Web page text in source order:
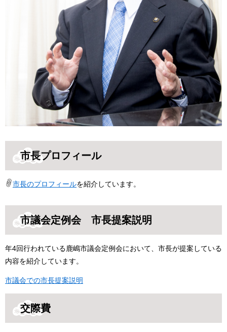
市長プロフィール
市長のプロフィールを紹介しています。
市議会定例会 市長提案説明
年4回行われている鹿嶋市議会定例会において、市長が提案している
内容を紹介しています。
市議会での市長提案説明
交際費